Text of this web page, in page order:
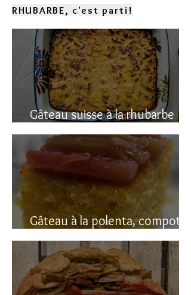
RHUBARBE, c'est parti!
Gâteau suisse à la rhubarbe
(avec polenta)
Gâteau à la polenta, compotée
de rhubarbe (sans gluten)